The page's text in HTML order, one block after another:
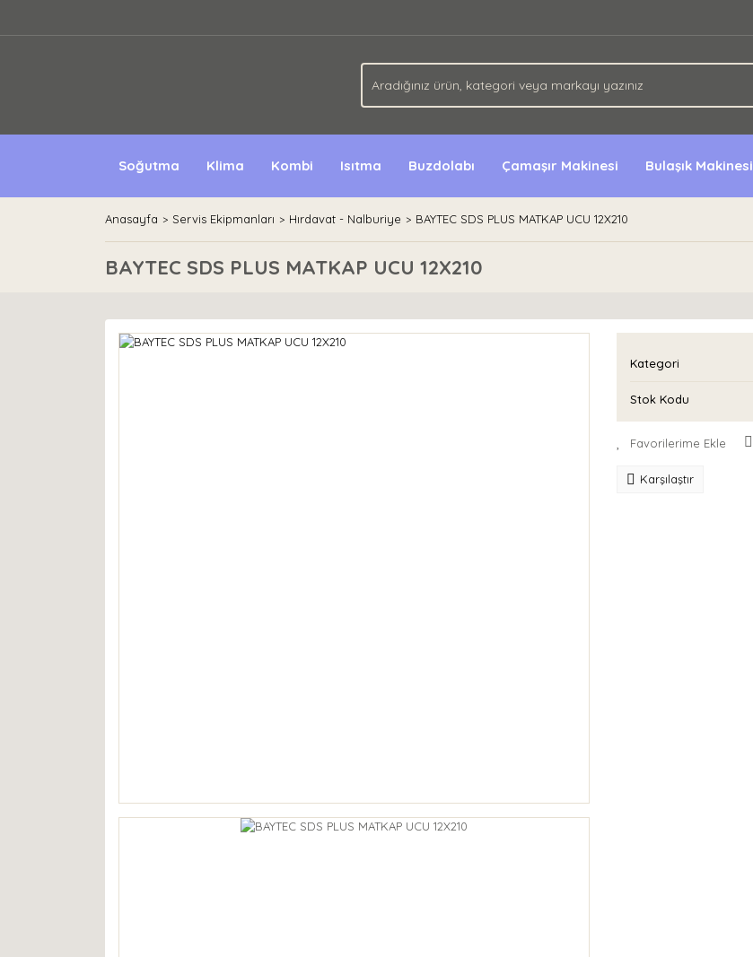
Soğutma Klima Kombi Isıtma Buzdolabı Çamaşır Makinesi Bulaşık Makinesi
Anasayfa Servis Ekipmanları Hırdavat - Nalburiye BAYTEC SDS PLUS MATKAP UCU 12X210
BAYTEC SDS PLUS MATKAP UCU 12X210
Kategori
Stok Kodu
Karşılaştır